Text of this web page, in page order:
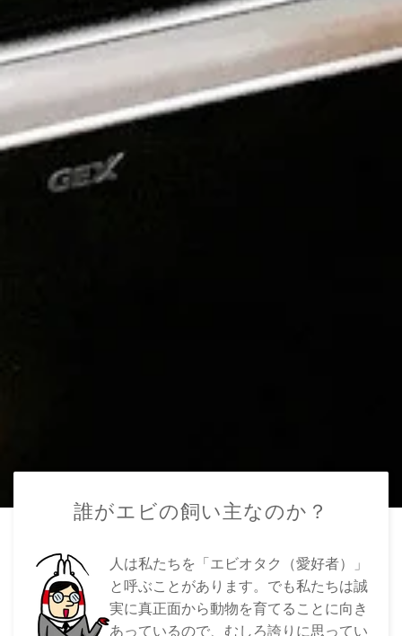
誰がエビの飼い主なのか？
人は私たちを「エビオタク（愛好者）」
と呼ぶことがあります。でも私たちは誠
実に真正面から動物を育てることに向き
あっているので、むしろ誇りに思ってい